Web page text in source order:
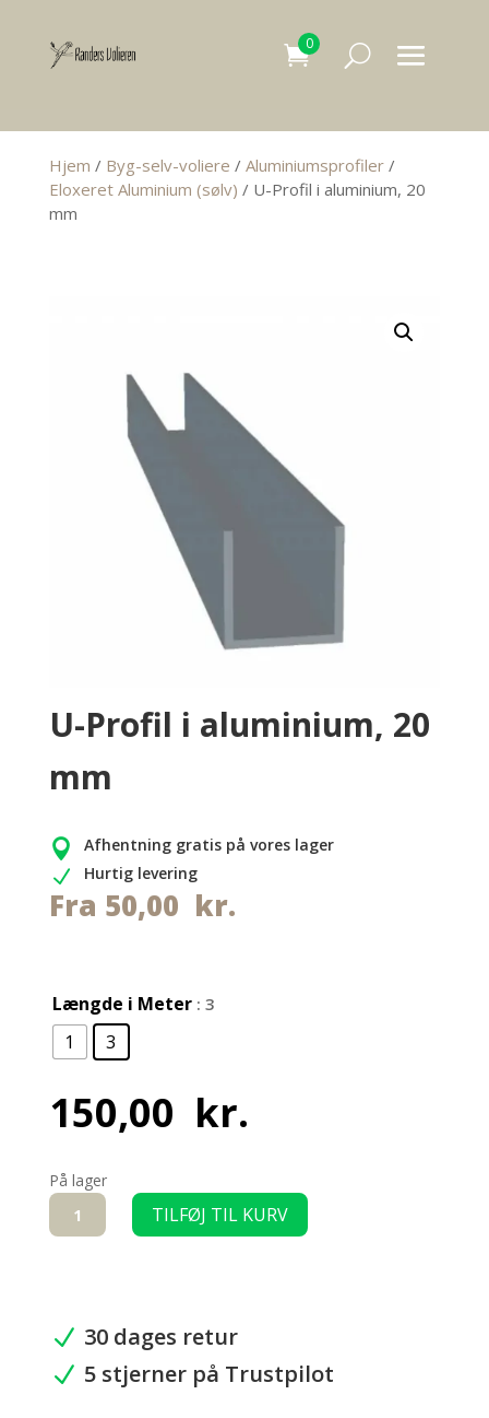
0
Hjem / Byg-selv-voliere / Aluminiumsprofiler/
Eloxeret Aluminium (sølv) / U-Profil i aluminium, 20
mm
U-Profil i aluminium, 20
mm
 Afhentning gratis på vores lager
N Hurtig levering
Fra 50,00 kr.
Længde i Meter : 3
1 3
150,00 kr.
På lager
U-
Profil
mm
antal
TILFØJ TIL KURV
N 30 dages retur
N 5 stjerner på Trustpilot